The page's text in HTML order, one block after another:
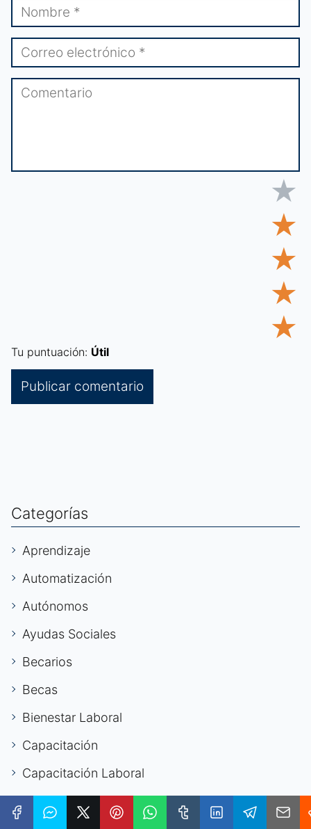
★
★
★
★
★
Tu puntuación: Útil
Categorías
Aprendizaje
Automatización
Autónomos
Ayudas Sociales
Becarios
Becas
Bienestar Laboral
Capacitación
Capacitación Laboral
Carrera Digital